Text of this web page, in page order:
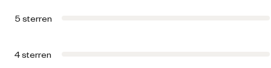
5 sterren
4 sterren